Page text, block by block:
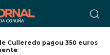
Culleredo pagou 350 euros